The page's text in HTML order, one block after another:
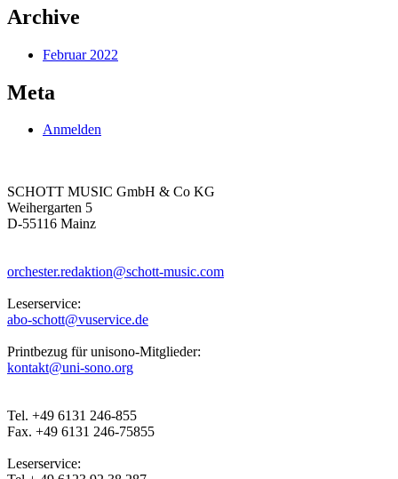
Archive
Februar 2022
Meta
Anmelden
SCHOTT MUSIC GmbH & Co KG
Weihergarten 5
D-55116 Mainz
orchester.redaktion@schott-music.com
Leserservice:
abo-schott@vuservice.de
Printbezug für unisono-Mitglieder:
kontakt@uni-sono.org
Tel. +49 6131 246-855
Fax. +49 6131 246-75855
Leserservice: